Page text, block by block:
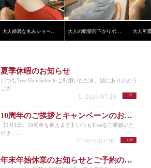
大人の暗髪前下がりボブ【学芸大学】【髪質改善】
夏季休暇のお知らせ
いつもTree Hair Salonをご利用いただき、誠にありがとう
ござ...
21
2026/07/29
10周年のご挨拶とキャンペーンのお知らせ
【3月1日、10周年を迎えます】いつもTreeをご愛顧いた
だき、...
145
2026/02/28
年末年始休業のお知らせとご予約のお願い